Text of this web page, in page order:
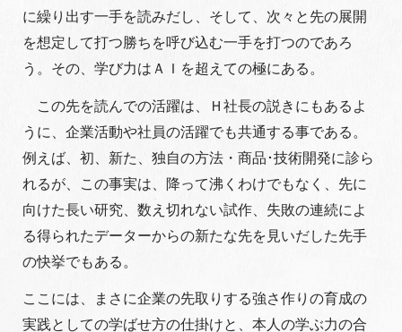
に繰り出す一手を読みだし、そして、次々と先の展開
を想定して打つ勝ちを呼び込む一手を打つのであろ
う。その、学び力はＡＩを超えての極にある。
この先を読んでの活躍は、Ｈ社長の説きにもあるよ
うに、企業活動や社員の活躍でも共通する事である。
例えば、初、新た、独自の方法・商品･技術開発に診ら
れるが、この事実は、降って沸くわけでもなく、先に
向けた長い研究、数え切れない試作、失敗の連続によ
る得られたデーターからの新たな先を見いだした先手
の快挙でもある。
ここには、まさに企業の先取りする強さ作りの育成の
実践としての学ばせ方の仕掛けと、本人の学ぶ力の合